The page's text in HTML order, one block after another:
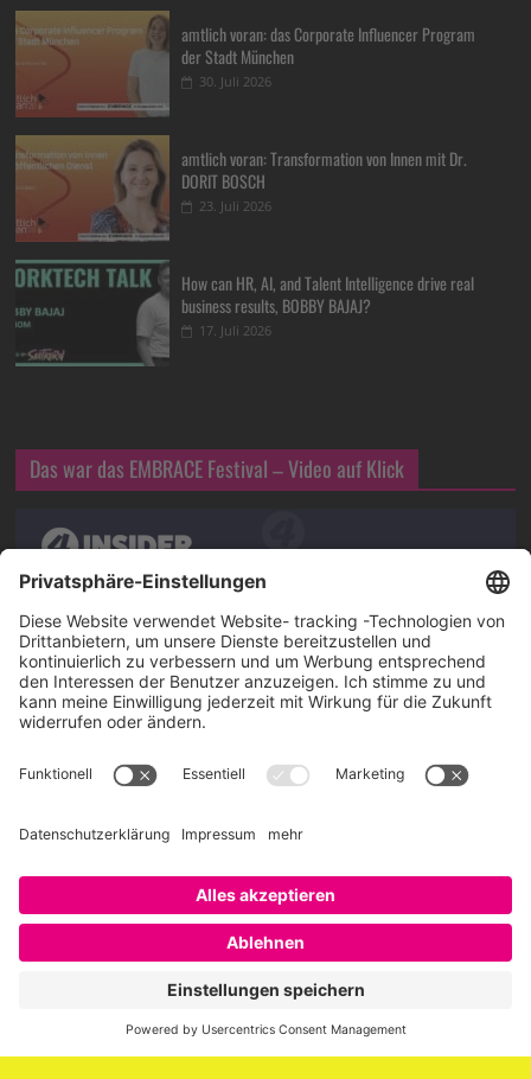
amtlich voran: das Corporate Influencer Program
der Stadt München
30. Juli 2026
amtlich voran: Transformation von Innen mit Dr.
DORIT BOSCH
23. Juli 2026
How can HR, AI, and Talent Intelligence drive real
business results, BOBBY BAJAJ?
17. Juli 2026
Das war das EMBRACE Festival – Video auf Klick
Über SAATKORN
SAATKORN ist der Blog von Gero Hesse. Seit 2009 schreibt
er über die Themen Employer Branding,